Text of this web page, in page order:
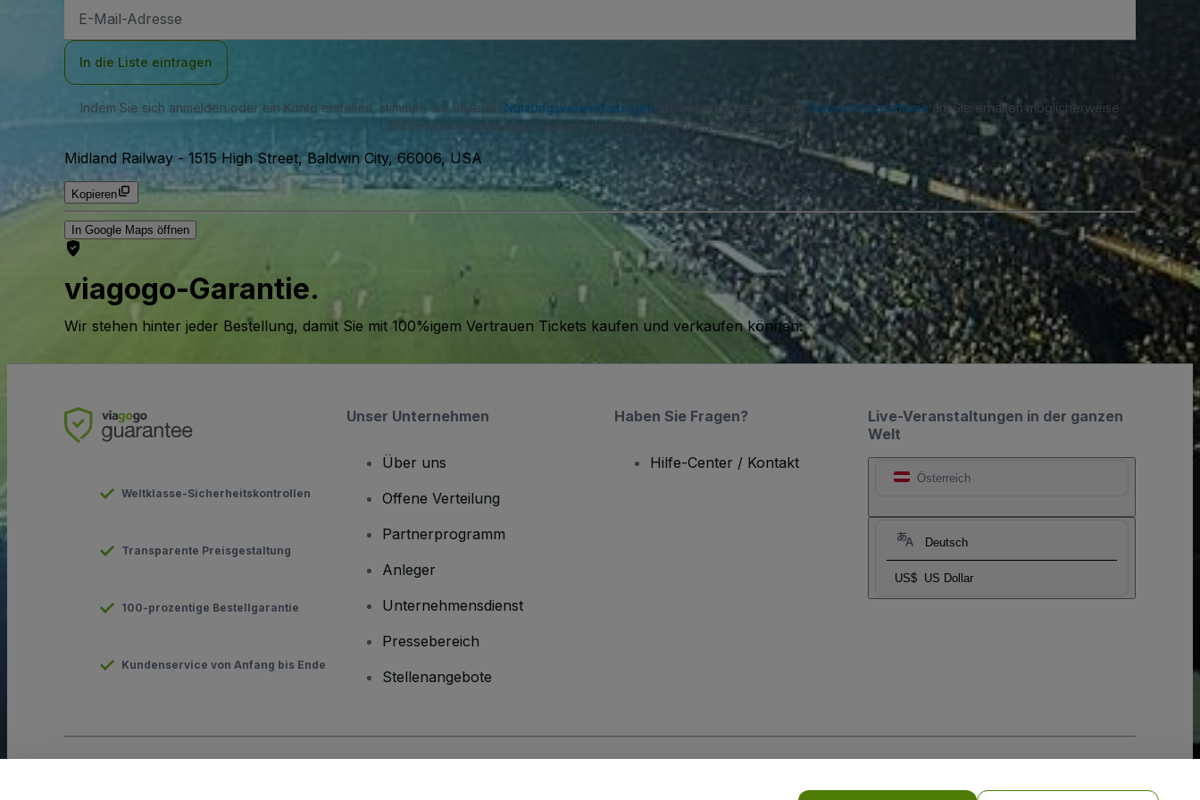
Mail-
In die Liste eintragen
Indem Sie sich anmelden oder ein Konto erstellen, stimmen Sie unseren Nutzungsvereinbarungen zu und erkennen unsere Datenschutzrichtlinie an. Sie erhalten möglicherweise
SMS-Benachrichtigungen von uns und können sich jederzeit abmelden.
Midland Railway - 1515 High Street, Baldwin City, 66006, USA
Kopieren
In Google Maps öffnen
viagogo-Garantie.
Wir stehen hinter jeder Bestellung, damit Sie mit 100%igem Vertrauen Tickets kaufen und verkaufen können.
Live-Veranstaltungen in der ganzen
Welt
Österreich
Deutsch
US$ US Dollar
Weltklasse-Sicherheitskontrollen
Transparente Preisgestaltung
100-prozentige Bestellgarantie
Kundenservice von Anfang bis Ende
Unser Unternehmen
Über uns
Offene Verteilung
Partnerprogramm
Anleger
Unternehmensdienst
Pressebereich
Stellenangebote
Haben Sie Fragen?
Hilfe-Center / Kontakt
Cookie-RichtlinieundDatenschutzrichtlinie für Mobilanwendungen